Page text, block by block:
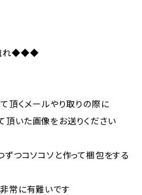
れ◆◆◆
頂くメールやり取りの際に
いた画像をお送りください
つコソコソと作って梱包をする
常に有難いです